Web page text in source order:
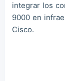
integrar los
9000 en
Cisco.